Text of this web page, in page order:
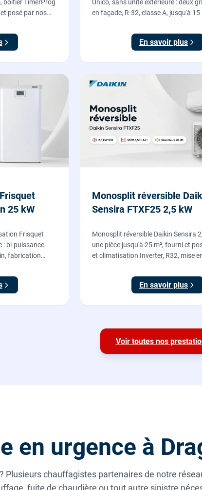
boîtier TimerProg
posé par nos
Unico, sans unité extérieure : deux
en façade, R-32, classe A, jusqu'à 15
En savoir plus
25 kW
Frisquet
: bi-puissance
fabrication
Monosplit réversible
Sensira FTXF25 2,5 kW
Monosplit réversible Daikin Sensira
une pièce jusqu'à 25 m², fourni et
et climatisation Inverter, R32, mise
En savoir plus
Voir toutes nos
en urgence à
Plusieurs chauffagistes partenaires de notre
fuite de chaudière ou tout autre sinistre